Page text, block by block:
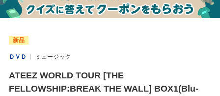
新品
ＤＶＤ ミュージック
ATEEZ WORLD TOUR [THE
FELLOWSHIP:BREAK THE WALL] BOX1(Blu-